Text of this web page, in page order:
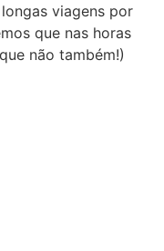
viagens por
que nas horas
não também!)